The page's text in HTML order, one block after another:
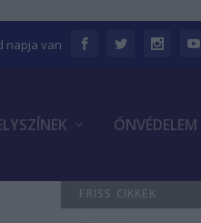
napja van
ÖNVÉDELEM
FRISS CIKKEK